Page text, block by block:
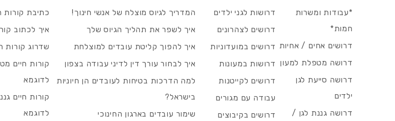
*עבודות ומשרות
חמות*
דרושים אחים / אחיות
דרושה מטפלת למעון
דרושה סייעת לגן
ילדים
דרושה גננת לגן /
דרושות לגני ילדים
דרושים לצהרונים
דרושים במועדוניות
דרושות במעונות
דרושים לקייטנות
עבודה עם מגורים
דרושים בקיבוצים
המדריך לגיוס מוצלח של אנשי חינוך!
איך לשפר את תהליך הגיוס שלך
איך להפוך קליטת עובדים למוצלחת
איך לבחור עורך דין לדיני עבודה בצפון
למה הדרכות בטיחות לעובדים הן חיוניות
בישראל?
שימור עובדים בארגון החינוכי
כתיבת קורות
איך לכתוב
שדרוג קורות
קורות חיים
לדוגמא
קורות חיים
לדוגמא